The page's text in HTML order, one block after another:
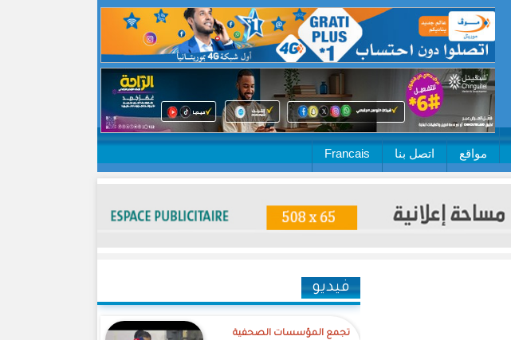
مواقع اتصل بنا Francais
فيديو
تجمع المؤسسات الصحفية